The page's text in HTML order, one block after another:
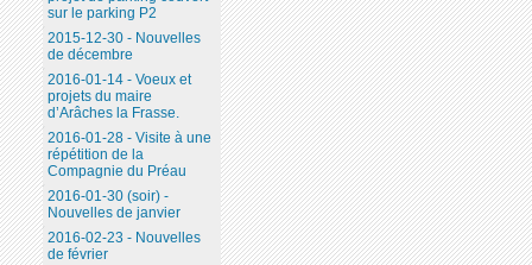
sur le parking P2
2015-12-30 - Nouvelles
de décembre
2016-01-14 - Voeux et
projets du maire
d’Arâches la Frasse.
2016-01-28 - Visite à une
répétition de la
Compagnie du Préau
2016-01-30 (soir) -
Nouvelles de janvier
2016-02-23 - Nouvelles
de février